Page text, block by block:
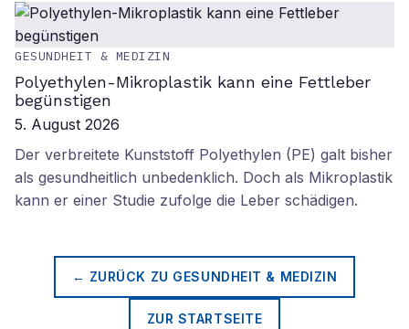
GESUNDHEIT & MEDIZIN
Polyethylen-Mikroplastik kann eine Fettleber
begünstigen
5. August 2026
Der verbreitete Kunststoff Polyethylen (PE) galt bisher
als gesundheitlich unbedenklich. Doch als Mikroplastik
kann er einer Studie zufolge die Leber schädigen.
← ZURÜCK ZU GESUNDHEIT & MEDIZIN
ZUR STARTSEITE